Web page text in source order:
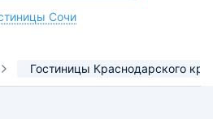
Сочи
Гостиницы Краснодарского